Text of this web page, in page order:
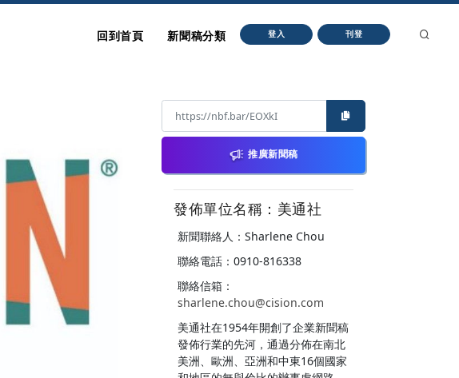
回到首頁 新聞稿分類 登入 刊登
推廣新聞稿
發佈單位名稱：美通社
新聞聯絡人：Sharlene Chou
聯絡電話：0910-816338
聯絡信箱：
sharlene.chou@cision.com
美通社在1954年開創了企業新聞稿
發佈行業的先河，通過分佈在南北
美洲、歐洲、亞洲和中東16個國家